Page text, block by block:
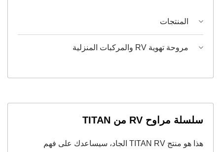
المنتجات
مروحة تهوية RV والمركبات المنزلية
سلسلة مراوح RV من TITAN
هذا هو منتج TITAN RV الجاد، سيساعدك على فهم